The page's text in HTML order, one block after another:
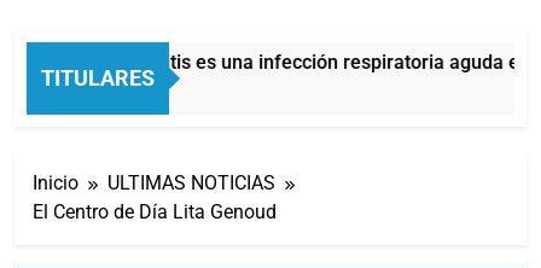
TITULARES
La bronquiolitis es una infección respiratoria aguda en
21 Minutos Atrás
Inicio
ULTIMAS NOTICIAS
El Centro de Día Lita Genoud